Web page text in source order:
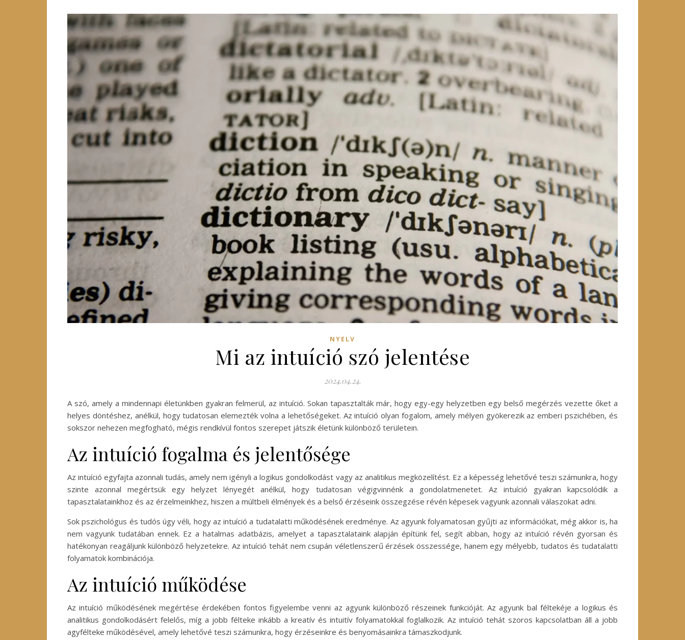
NYELV
Mi az intuíció szó jelentése
2024.04.24.
A szó, amely a mindennapi életünkben gyakran felmerül, az intuíció. Sokan tapasztalták már, hogy egy-egy helyzetben egy belső megérzés vezette őket a
helyes döntéshez, anélkül, hogy tudatosan elemezték volna a lehetőségeket. Az intuíció olyan fogalom, amely mélyen gyökerezik az emberi pszichében, és
sokszor nehezen megfogható, mégis rendkívül fontos szerepet játszik életünk különböző területein.
Az intuíció fogalma és jelentősége
Az intuíció egyfajta azonnali tudás, amely nem igényli a logikus gondolkodást vagy az analitikus megközelítést. Ez a képesség lehetővé teszi számunkra, hogy
szinte azonnal megértsük egy helyzet lényegét anélkül, hogy tudatosan végigvinnénk a gondolatmenetet. Az intuíció gyakran kapcsolódik a
tapasztalatainkhoz és az érzelmeinkhez, hiszen a múltbeli élmények és a belső érzéseink összegzése révén képesek vagyunk azonnali válaszokat adni.
Sok pszichológus és tudós úgy véli, hogy az intuíció a tudatalatti működésének eredménye. Az agyunk folyamatosan gyűjti az információkat, még akkor is, ha
nem vagyunk tudatában ennek. Ez a hatalmas adatbázis, amelyet a tapasztalataink alapján építünk fel, segít abban, hogy az intuíció révén gyorsan és
hatékonyan reagáljunk különböző helyzetekre. Az intuíció tehát nem csupán véletlenszerű érzések összessége, hanem egy mélyebb, tudatos és tudatalatti
folyamatok kombinációja.
Az intuíció működése
Az intuíció működésének megértése érdekében fontos figyelembe venni az agyunk különböző részeinek funkcióját. Az agyunk bal féltekéje a logikus és
analitikus gondolkodásért felelős, míg a jobb félteke inkább a kreatív és intuitív folyamatokkal foglalkozik. Az intuíció tehát szoros kapcsolatban áll a jobb
agyfélteke működésével, amely lehetővé teszi számunkra, hogy érzéseinkre és benyomásainkra támaszkodjunk.